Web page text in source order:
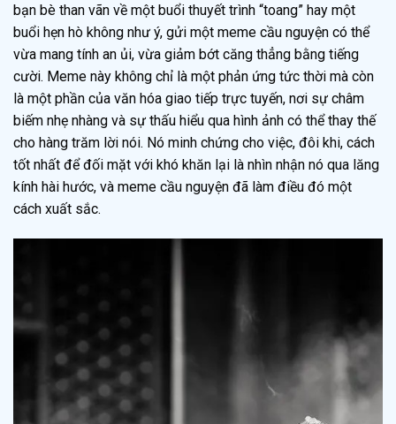
bạn bè than vãn về một buổi thuyết trình “toang” hay một
buổi hẹn hò không như ý, gửi một meme cầu nguyện có thể
vừa mang tính an ủi, vừa giảm bớt căng thẳng bằng tiếng
cười. Meme này không chỉ là một phản ứng tức thời mà còn
là một phần của văn hóa giao tiếp trực tuyến, nơi sự châm
biếm nhẹ nhàng và sự thấu hiểu qua hình ảnh có thể thay thế
cho hàng trăm lời nói. Nó minh chứng cho việc, đôi khi, cách
tốt nhất để đối mặt với khó khăn lại là nhìn nhận nó qua lăng
kính hài hước, và meme cầu nguyện đã làm điều đó một
cách xuất sắc.